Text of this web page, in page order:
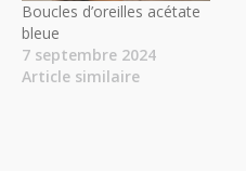
Boucles d’oreilles acétate
bleue
7 septembre 2024
Article similaire